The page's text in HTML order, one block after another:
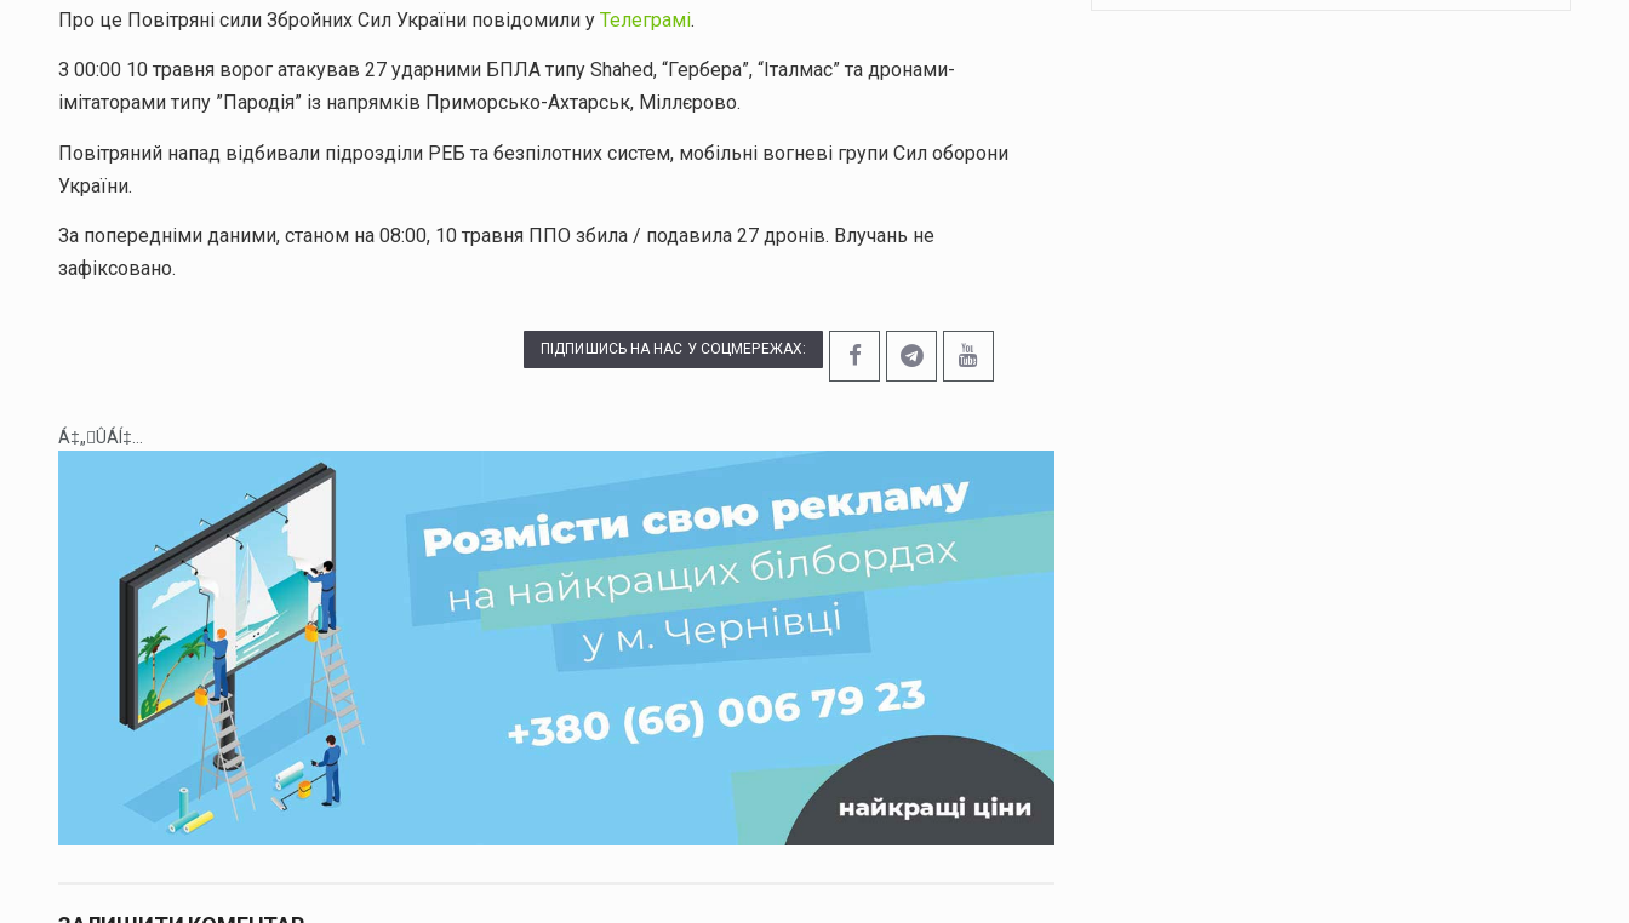
Про це Повітряні сили Збройних Сил України повідомили у Телеграмі.
З 00:00 10 травня ворог атакував 27 ударними БПЛА типу Shahed, “Гербера”, “Італмас” та дронами-
імітаторами типу ”Пародія” із напрямків Приморсько-Ахтарськ, Міллєрово.
Повітряний напад відбивали підрозділи РЕБ та безпілотних систем, мобільні вогневі групи Сил оборони
України.
За попередніми даними, станом на 08:00, 10 травня ППО збила / подавила 27 дронів. Влучань не
зафіксовано.
ПІДПИШИСЬ НА НАС У СОЦМЕРЕЖАХ:
Á‡„ÛÁÍ‡...